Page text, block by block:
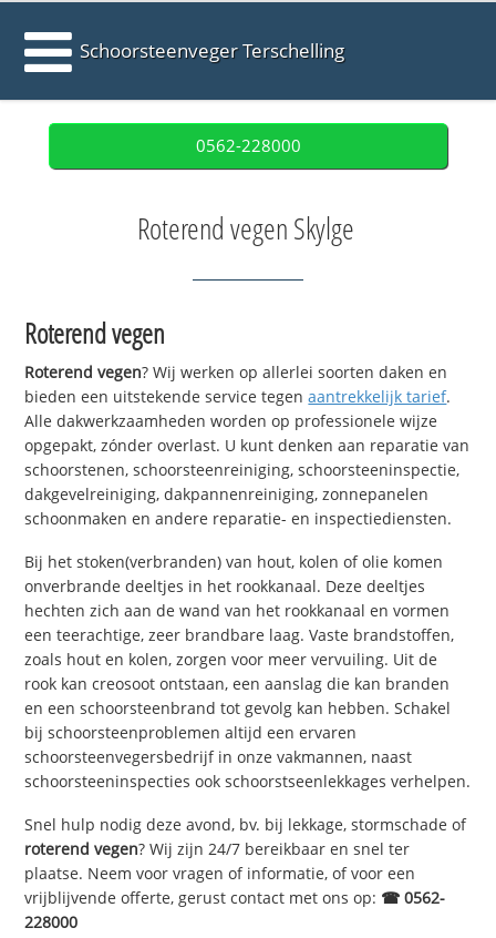
Schoorsteenveger Terschelling
0562-228000
Roterend vegen Skylge
Roterend vegen
Roterend vegen? Wij werken op allerlei soorten daken en
bieden een uitstekende service tegenaantrekkelijk tarief.
Alle dakwerkzaamheden worden op professionele wijze
opgepakt, zónder overlast. U kunt denken aan reparatie van
schoorstenen, schoorsteenreiniging, schoorsteeninspectie,
dakgevelreiniging, dakpannenreiniging, zonnepanelen
schoonmaken en andere reparatie- en inspectiediensten.
Bij het stoken(verbranden) van hout, kolen of olie komen
onverbrande deeltjes in het rookkanaal. Deze deeltjes
hechten zich aan de wand van het rookkanaal en vormen
een teerachtige, zeer brandbare laag. Vaste brandstoffen,
zoals hout en kolen, zorgen voor meer vervuiling. Uit de
rook kan creosoot ontstaan, een aanslag die kan branden
en een schoorsteenbrand tot gevolg kan hebben. Schakel
bij schoorsteenproblemen altijd een ervaren
schoorsteenvegersbedrijf in onze vakmannen, naast
schoorsteeninspecties ook schoorstseenlekkages verhelpen.
Snel hulp nodig deze avond, bv. bij lekkage, stormschade of
roterend vegen? Wij zijn 24/7 bereikbaar en snel ter
plaatse. Neem voor vragen of informatie, of voor een
vrijblijvende offerte, gerust contact met ons op: ☎ 0562-
228000